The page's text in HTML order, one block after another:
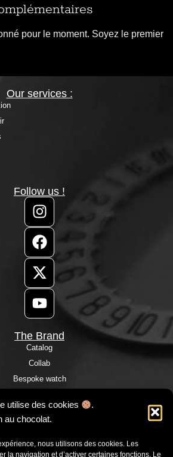
utilise des cookies
.
au chocolat.
nous utilisons des cookies. Les
la navigation et d’activer certaines fonctions. Le
pour le moment. Soyez le premier
Our services :
Follow us !
The Brand
Catalog
Collab
Bespoke watch
Our stores
Customer reviews
Press Room